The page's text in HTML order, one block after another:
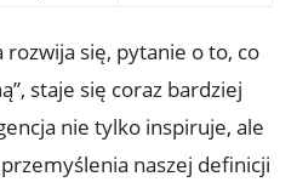
się, pytanie o to, co
staje się coraz bardziej
nie tylko inspiruje, ale
naszej definicji